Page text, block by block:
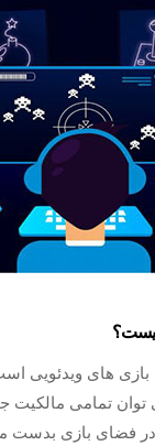
بازی های ویدئویی
توان تمامی مالکیت
در فضای بازی